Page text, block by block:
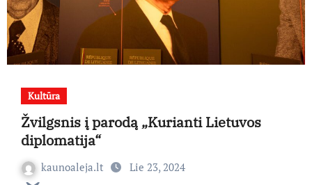
Kultūra
Žvilgsnis į parodą „Kurianti Lietuvos
diplomatija“
kaunoaleja.lt Lie 23, 2024